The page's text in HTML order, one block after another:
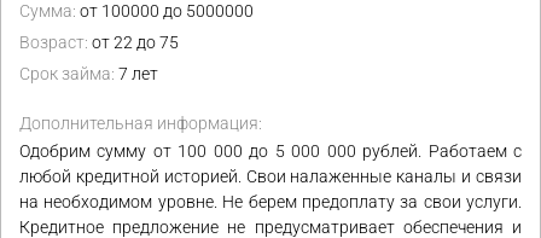
Сумма: от 100000 до 5000000
Возраст: от 22 до 75
Срок займа: 7 лет
Дополнительная информация:
Одобрим сумму от 100 000 до 5 000 000 рублей. Работаем с
любой кредитной историей. Свои налаженные каналы и связи
на необходимом уровне. Не берем предоплату за свои услуги.
Кредитное предложение не предусматривает обеспечения и